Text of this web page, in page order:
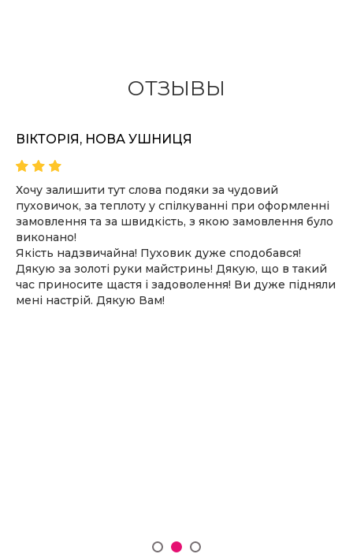
ОТЗЫВЫ
ВІКТОРІЯ, НОВА УШНИЦЯ
Хочу залишити тут слова подяки за чудовий
пуховичок, за теплоту у спілкуванні при оформленні
замовлення та за швидкість, з якою замовлення було
виконано!
Якість надзвичайна! Пуховик дуже сподобався!
Дякую за золоті руки майстринь! Дякую, що в такий
час приносите щастя і задоволення! Ви дуже підняли
мені настрій. Дякую Вам!